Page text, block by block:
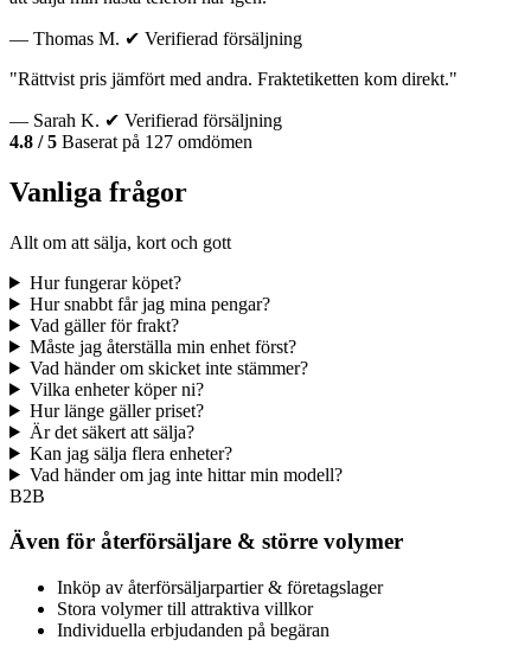
— Thomas M. ✔ Verifierad försäljning
"Rättvist pris jämfört med andra. Fraktetiketten kom direkt."
— Sarah K. ✔ Verifierad försäljning
4.8 / 5 Baserat på 127 omdömen
Vanliga frågor
Allt om att sälja, kort och gott
Hur fungerar köpet?
Hur snabbt får jag mina pengar?
Vad gäller för frakt?
Måste jag återställa min enhet först?
Vad händer om skicket inte stämmer?
Vilka enheter köper ni?
Hur länge gäller priset?
Är det säkert att sälja?
Kan jag sälja flera enheter?
Vad händer om jag inte hittar min modell?
B2B
Även för återförsäljare & större volymer
Inköp av återförsäljarpartier & företagslager
Stora volymer till attraktiva villkor
Individuella erbjudanden på begäran